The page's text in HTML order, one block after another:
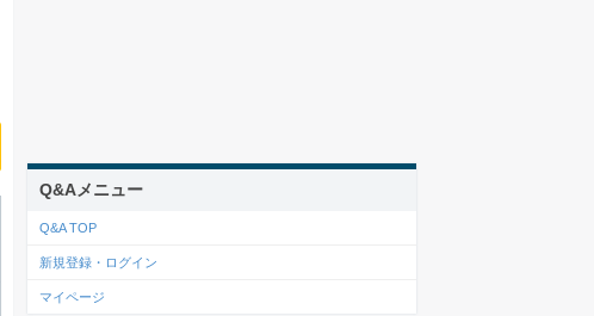
Q&Aメニュー
Q&A TOP
新規登録・ログイン
マイページ